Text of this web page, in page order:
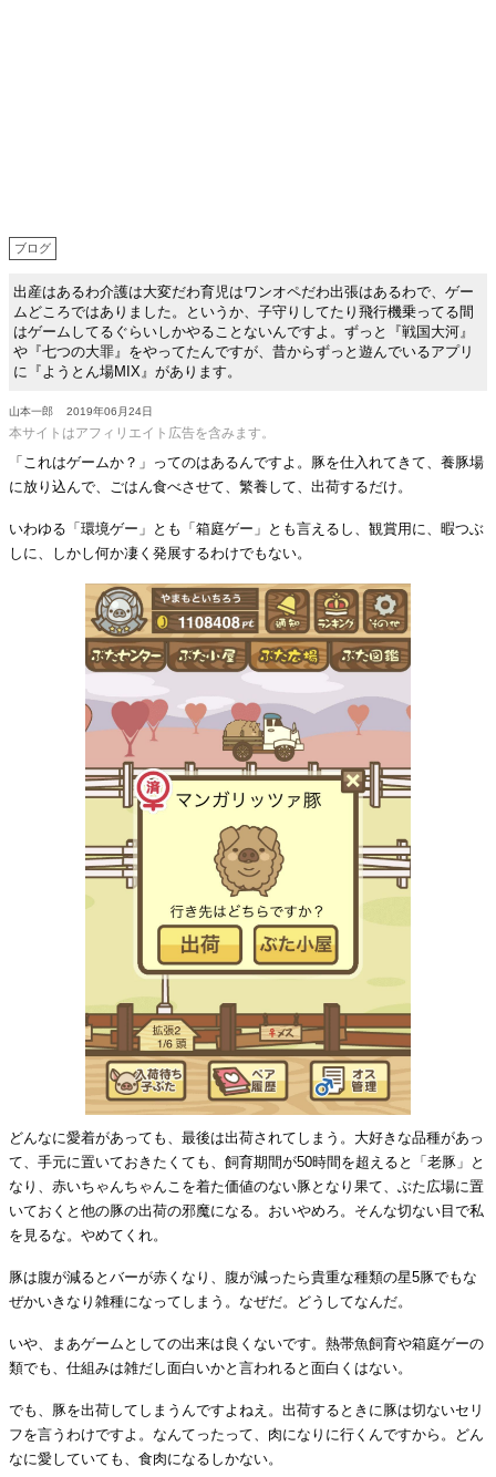
ブログ
出産はあるわ介護は大変だわ育児はワンオペだわ出張はあるわで、ゲー
ムどころではありました。というか、子守りしてたり飛行機乗ってる間
はゲームしてるぐらいしかやることないんですよ。ずっと『戦国大河』
や『七つの大罪』をやってたんですが、昔からずっと遊んでいるアプリ
に『ようとん場MIX』があります。
山本一郎 2019年06月24日
本サイトはアフィリエイト広告を含みます。
「これはゲームか？」ってのはあるんですよ。豚を仕入れてきて、養豚場
に放り込んで、ごはん食べさせて、繁養して、出荷するだけ。
いわゆる「環境ゲー」とも「箱庭ゲー」とも言えるし、観賞用に、暇つぶ
しに、しかし何か凄く発展するわけでもない。
どんなに愛着があっても、最後は出荷されてしまう。大好きな品種があっ
て、手元に置いておきたくても、飼育期間が50時間を超えると「老豚」と
なり、赤いちゃんちゃんこを着た価値のない豚となり果て、ぶた広場に置
いておくと他の豚の出荷の邪魔になる。おいやめろ。そんな切ない目で私
を見るな。やめてくれ。
豚は腹が減るとバーが赤くなり、腹が減ったら貴重な種類の星5豚でもな
ぜかいきなり雑種になってしまう。なぜだ。どうしてなんだ。
いや、まあゲームとしての出来は良くないです。熱帯魚飼育や箱庭ゲーの
類でも、仕組みは雑だし面白いかと言われると面白くはない。
でも、豚を出荷してしまうんですよねえ。出荷するときに豚は切ないセリ
フを言うわけですよ。なんてったって、肉になりに行くんですから。どん
なに愛していても、食肉になるしかない。